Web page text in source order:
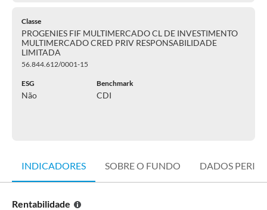
Classe
PROGENIES FIF MULTIMERCADO CL DE INVESTIMENTO
MULTIMERCADO CRED PRIV RESPONSABILIDADE
LIMITADA
56.844.612/0001-15
ESG
Não
Benchmark
CDI
INDICADORES SOBRE O FUNDO DADOS
Rentabilidade